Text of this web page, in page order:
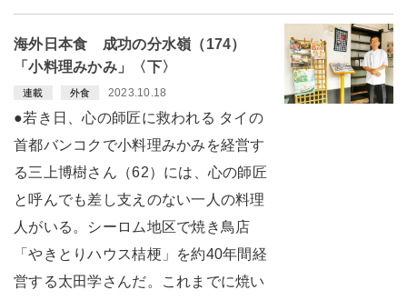
海外日本食 成功の分水嶺（174）
「小料理みかみ」〈下〉
連載 外食 2023.10.18
●若き日、心の師匠に救われる タイの
首都バンコクで小料理みかみを経営す
る三上博樹さん（62）には、心の師匠
と呼んでも差し支えのない一人の料理
人がいる。シーロム地区で焼き鳥店
「やきとりハウス桔梗」を約40年間経
営する太田学さんだ。これまでに焼い